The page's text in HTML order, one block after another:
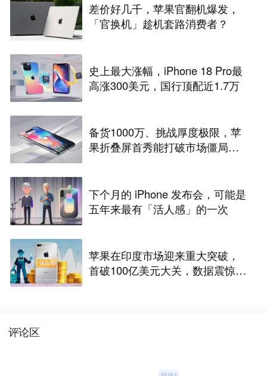
差价好几千，苹果官翻机爆发，
「官换机」趁机套路消费者？
史上最大涨幅，iPhone 18 Pro最
高涨300美元，国行顶配近1.7万
备货1000万、挑战厚度极限，苹
果折叠屏首秀能打破市场僵局
下个月的 iPhone 发布会，可能是
五年来最有「活人感」的一次
苹果在印度市场迎来重大突破，
首破100亿美元大关，数据震惊世
评论区